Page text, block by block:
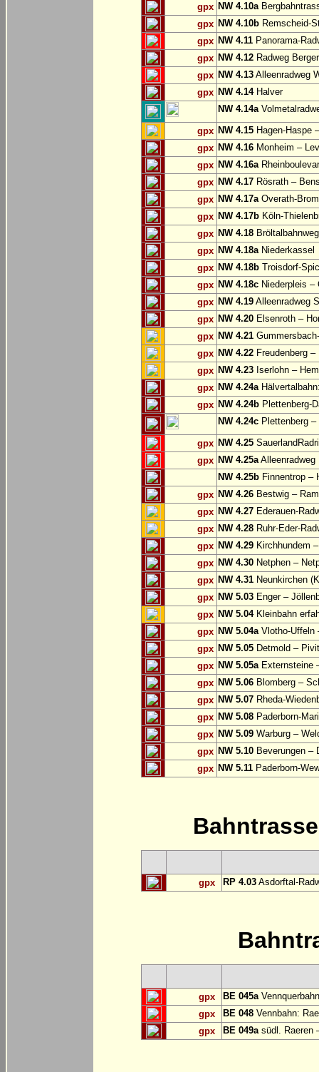
gpx NW 4.10a
gpx NW 4.10b Remscheid-
gpx NW 4.11 Panorama-
gpx NW 4.12 Radweg
gpx NW 4.13 Alleenradweg
gpx NW 4.14Halver
NW 4.14a
gpx NW 4.15 Hagen-Haspe
gpx NW 4.16 Monheim –
gpx NW 4.16a
gpx NW 4.17 Rösrath –
gpx NW 4.17aOverath-
gpx NW 4.17b Köln-
gpx NW 4.18
gpx NW 4.18aNiederkassel
gpx NW 4.18b Troisdorf-
gpx NW 4.18c Niederpleis –
gpx NW 4.19 Alleenradweg
gpx NW 4.20 Elsenroth –
gpx NW 4.21
gpx NW 4.22 Freudenberg
gpx NW 4.23 Iserlohn –
gpx NW 4.24a
gpx NW 4.24b Plettenberg-
NW 4.24c Plettenberg
gpx NW 4.25
gpx NW 4.25aAlleenradweg
NW 4.25b Finnentrop –
gpx NW 4.26 Bestwig –
gpx NW 4.27 Ederauen-
gpx NW 4.28 Ruhr-Eder-
gpx NW 4.29 Kirchhundem
gpx NW 4.30 Netphen –
gpx NW 4.31 Neunkirchen
gpx NW 5.03 Enger –
gpx NW 5.04Kleinbahn
gpx NW 5.04aVlotho-Uffeln
gpx NW 5.05 Detmold –
gpx NW 5.05aExternsteine
gpx NW 5.06 Blomberg –
gpx NW 5.07 Rheda-
gpx NW 5.08 Paderborn-
gpx NW 5.09 Warburg –
gpx NW 5.10 Beverungen –
gpx NW 5.11 Paderborn-
gpx RP 4.03 Asdorftal-
gpx BE 045a
gpx
BE 048 Vennbahn:
gpx
BE 049asüdl. Raeren